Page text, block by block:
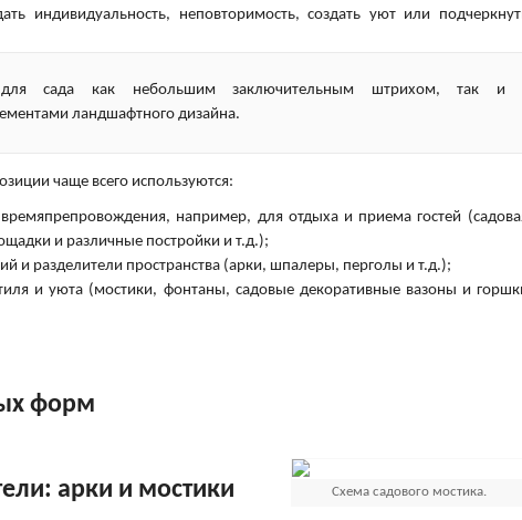
индивидуальность, неповторимость, создать уют или
сада как небольшим заключительным штрихом, так и
ландшафтного дизайна.
чаще всего используются:
например, для отдыха и приема гостей
и различные постройки и т.д.);
и разделители пространства (арки, шпалеры, перголы и т.д.);
и уюта (мостики, фонтаны, садовые декоративные вазоны и
форм
арки и мостики Схема садового мостика.